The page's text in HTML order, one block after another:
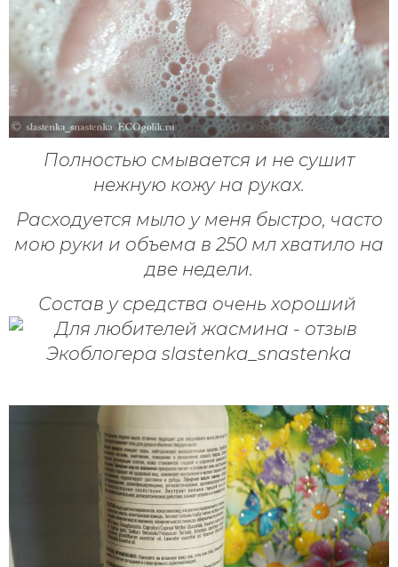
Полностью смывается и не сушит
нежную кожу на руках.
Расходуется мыло у меня быстро, часто
мою руки и объема в 250 мл хватило на
две недели.
Состав у средства очень хороший